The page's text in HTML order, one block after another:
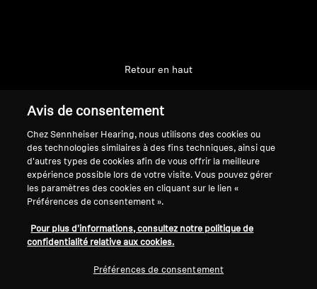
Support
Retour en haut
Mentions légales
Politique de confidentialité
générale
ligne aux consommateurs
Politique de divulgation
Notre entreprise
À propos de nous
Carrière chez Sonova
Salle de presse
Avis de consentement
Chez Sennheiser Hearing, nous utilisons des cookies ou
des technologies similaires à des fins techniques, ainsi que
d'autres types de cookies afin de vous offrir la meilleure
expérience possible lors de votre visite. Vous pouvez gérer
les paramètres des cookies en cliquant sur le lien «
Préférences de consentement ».
Pour plus d'informations, consultez notre politique de
confidentialité relative aux cookies.
Préférences de consentement